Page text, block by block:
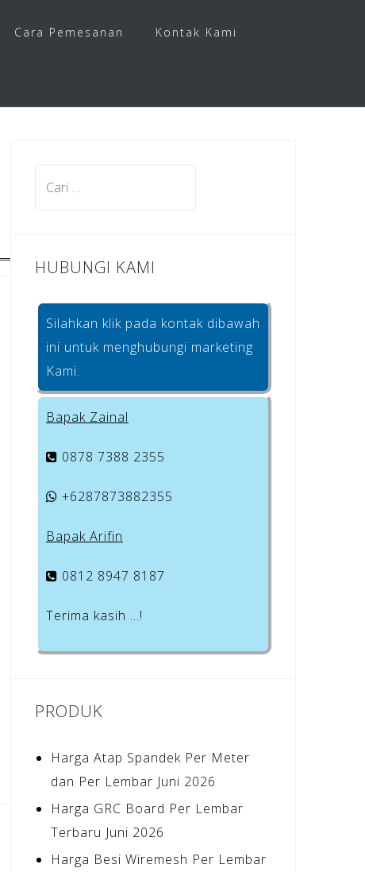
Cara Pemesanan Kontak Kami
HUBUNGI KAMI
Silahkan klik pada kontak dibawah
ini untuk menghubungi marketing
Kami.
Bapak Zainal
0878 7388 2355
+6287873882355
Bapak Arifin
0812 8947 8187
Terima kasih …!
PRODUK
Harga Atap Spandek Per Meter
dan Per Lembar Juni 2026
Harga GRC Board Per Lembar
Terbaru Juni 2026
Harga Besi Wiremesh Per Lembar